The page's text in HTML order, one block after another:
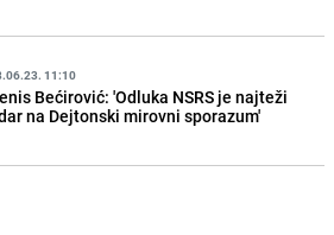
11:10
Bećirović: 'Odluka NSRS je najteži
na Dejtonski mirovni sporazum'